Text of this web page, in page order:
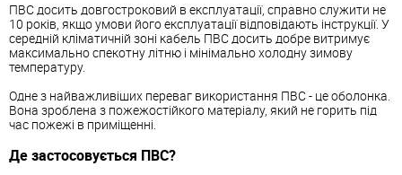
ПВС досить довгостроковий в експлуатації, справно служити не
10 років, якщо умови його експлуатації відповідають інструкції. У
середній кліматичній зоні кабель ПВС досить добре витримує
максимально спекотну літню і мінімально холодну зимову
температуру.
Одне з найважливіших переваг використання ПВС - це оболонка.
Вона зроблена з пожежостійкого матеріалу, який не горить під
час пожежі в приміщенні.
Де застосовується ПВС?